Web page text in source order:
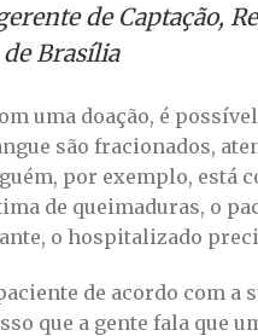
de Captação,
Brasília
uma doação, é
são fracionados,
por exemplo, está
de queimaduras, o
o hospitalizado
de acordo com a
que a gente fala que